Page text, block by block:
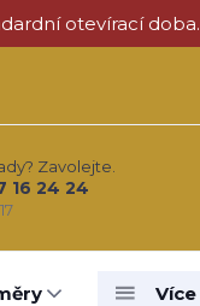
otevírací doba.
Zavolejte.
16 24 24
Více